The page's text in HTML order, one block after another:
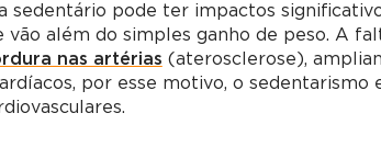
sedentário pode ter impactos
vão além do simples ganho de peso. A
nas artérias (aterosclerose),
por esse motivo, o sedentarismo